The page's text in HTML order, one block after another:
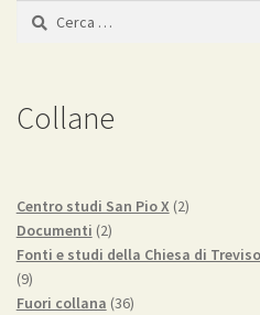
Ricerca
Collane
Centro studi San Pio X 22
Documenti 22
prodotti
Fonti e studi della Chiesa di Treviso
99
prodotti
Fuori collana 3636